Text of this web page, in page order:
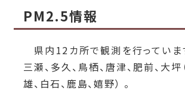
PM2.5情報
県内12カ所で観測を行っていま
三瀬、多久、鳥栖、唐津、肥前、大坪
雄、白石、鹿島、嬉野） 。